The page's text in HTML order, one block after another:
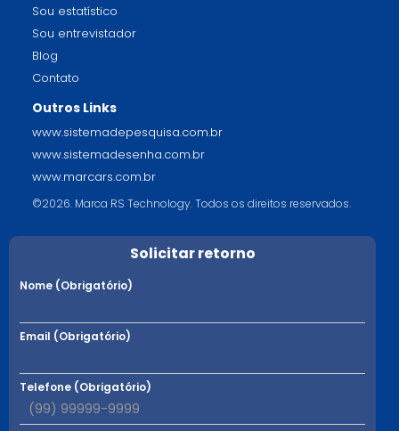
Sou estatístico
Sou entrevistador
Blog
Contato
Outros Links
www.sistemadepesquisa.com.br
www.sistemadesenha.com.br
www.marcars.com.br
©2026. Marca RS Technology. Todos os direitos reservados.
Solicitar retorno
Nome (Obrigatório)
Email (Obrigatório)
Telefone (Obrigatório)